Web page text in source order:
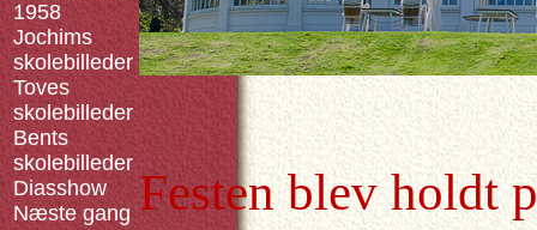
1958
Jochims
skolebilleder
Toves
skolebilleder
Bents
skolebilleder
Diasshow
Næste gang Festen blev holdt